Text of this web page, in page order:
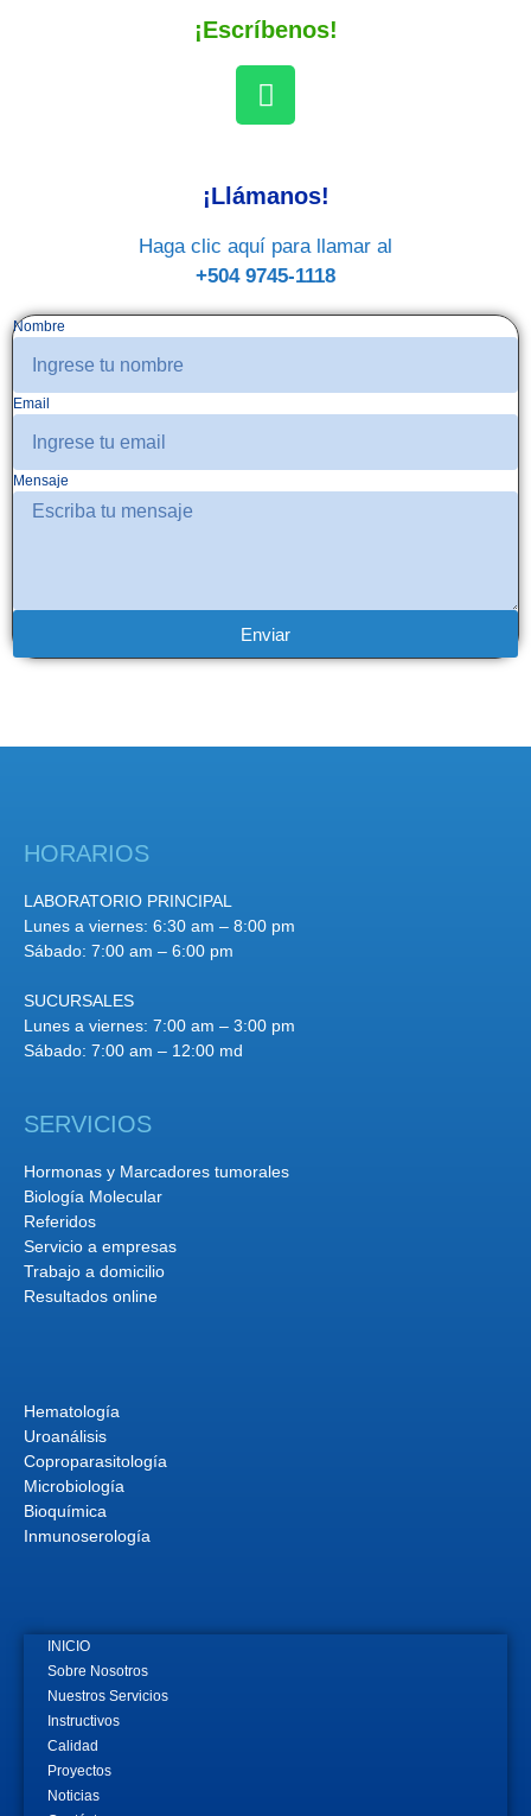
¡Escríbenos!
¡Llámanos!
Haga clic aquí para llamar al
+504 9745-1118
Nombre
Email
Mensaje
Enviar
HORARIOS
LABORATORIO PRINCIPAL
Lunes a viernes: 6:30 am – 8:00 pm
Sábado: 7:00 am – 6:00 pm
SUCURSALES
Lunes a viernes: 7:00 am – 3:00 pm
Sábado: 7:00 am – 12:00 md
SERVICIOS
Hormonas y Marcadores tumorales
Biología Molecular
Referidos
Servicio a empresas
Trabajo a domicilio
Resultados online
Hematología
Uroanálisis
Coproparasitología
Microbiología
Bioquímica
Inmunoserología
INICIO
Sobre Nosotros
Nuestros Servicios
Instructivos
Calidad
Proyectos
Noticias